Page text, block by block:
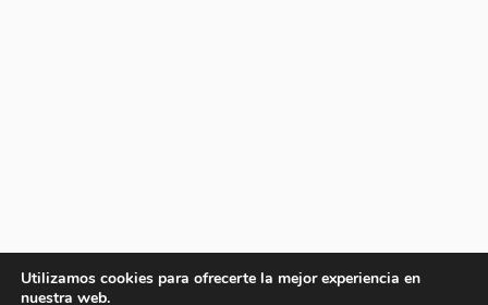
Utilizamos cookies para ofrecerte la mejor experiencia en
nuestra web.